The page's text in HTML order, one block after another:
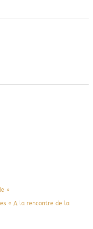
»
« A la rencontre de la